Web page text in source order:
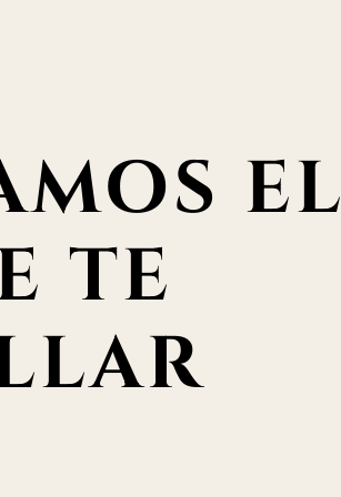
EL
TE